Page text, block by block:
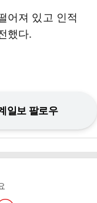
어져 있고 인적
했다.
일보 팔로우